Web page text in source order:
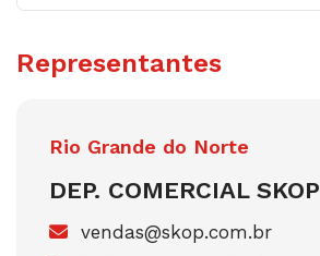
Representantes
Rio Grande do Norte
DEP. COMERCIAL SKOP
vendas@skop.com.br